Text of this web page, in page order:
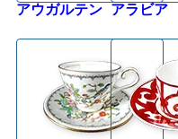
アウガルテン アラビア